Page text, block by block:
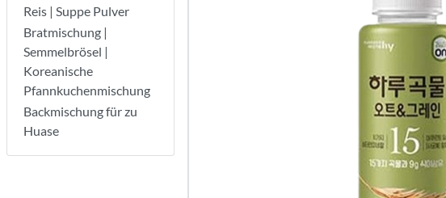
Reis | Suppe Pulver
Bratmischung |
Semmelbrösel |
Koreanische
Pfannkuchenmischung
Backmischung für zu
Huase